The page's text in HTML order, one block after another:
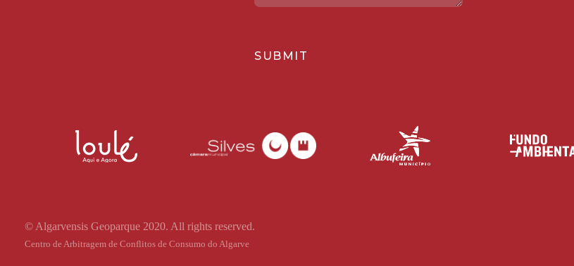
SUBMIT
© Algarvensis Geoparque 2020. All rights reserved.
Centro de Arbitragem de Conflitos de Consumo do Algarve